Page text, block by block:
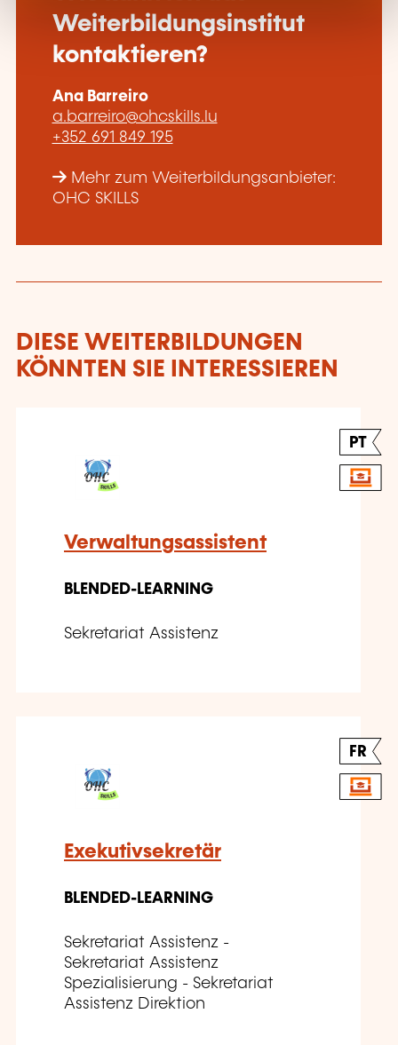
Weiterbildungsinstitut
kontaktieren?
Ana Barreiro
a.barreiro@ohcskills.lu
+352 691 849 195
Mehr zum Weiterbildungsanbieter:
OHC SKILLS
DIESE WEITERBILDUNGEN
KÖNNTEN SIE INTERESSIEREN
PT
Verwaltungsassistent
BLENDED-LEARNING
Sekretariat Assistenz
FR
Exekutivsekretär
BLENDED-LEARNING
Sekretariat Assistenz -
Sekretariat Assistenz
Spezialisierung - Sekretariat
Assistenz Direktion